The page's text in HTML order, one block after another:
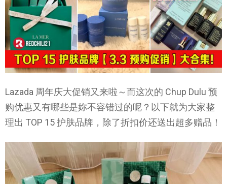
Lazada 周年庆大促销又来啦～而这次的 Chup Dulu 预
购优惠又有哪些是妳不容错过的呢？以下就为大家整
理出 TOP 15 护肤品牌，除了折扣价还送出超多赠品！